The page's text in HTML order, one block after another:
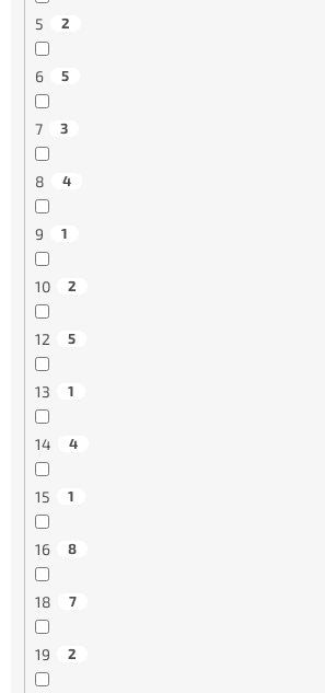
5 2
6 5
7 3
8 4
9 1
10 2
12 5
13 1
14 4
15 1
16 8
18 7
19 2